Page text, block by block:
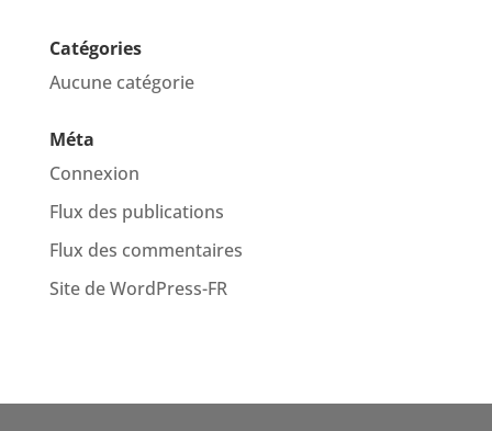
Catégories
Aucune catégorie
Méta
Connexion
Flux des publications
Flux des commentaires
Site de WordPress-FR